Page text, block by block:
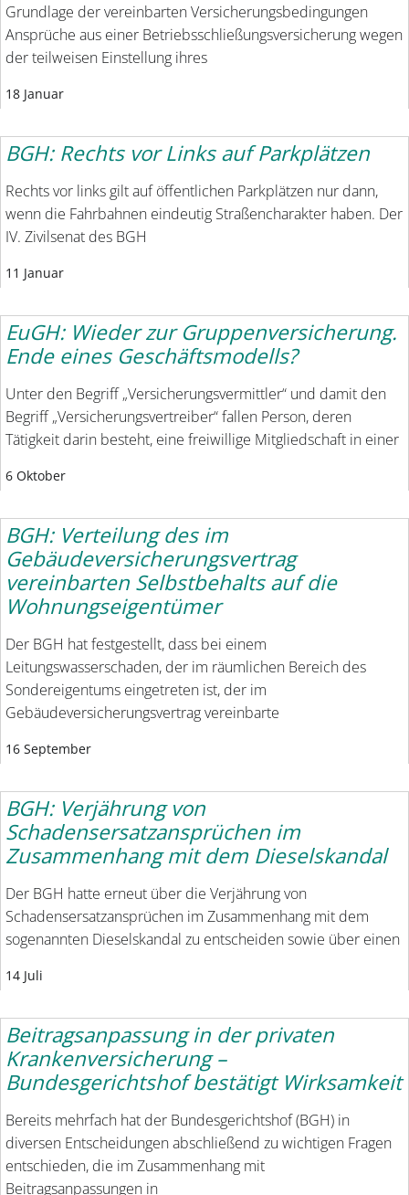
Grundlage der vereinbarten Versicherungsbedingungen
Ansprüche aus einer Betriebsschließungsversicherung wegen
der teilweisen Einstellung ihres
18 Januar
BGH: Rechts vor Links auf Parkplätzen
Rechts vor links gilt auf öffent­lichen Parkplätzen nur dann,
wenn die Fahrbahnen eindeutig Straßencharakter haben. Der
IV. Zivilsenat des BGH
11 Januar
EuGH: Wieder zur Gruppenversicherung.
Ende eines Geschäftsmodells?
Unter den Begriff „Versicherungsvermittler“ und damit den
Begriff „Versicherungsvertreiber“ fallen Person, deren
Tätigkeit darin besteht, eine freiwillige Mitgliedschaft in einer
6 Oktober
BGH: Verteilung des im
Gebäudeversicherungsvertrag
vereinbarten Selbstbehalts auf die
Wohnungseigentümer
Der BGH hat festgestellt, dass bei einem
Leitungswasserschaden, der im räumlichen Bereich des
Sondereigentums eingetreten ist, der im
Gebäudeversicherungsvertrag vereinbarte
16 September
BGH: Verjährung von
Schadensersatzansprüchen im
Zusammenhang mit dem Dieselskandal
Der BGH hatte erneut über die Verjährung von
Schadensersatzansprüchen im Zusammenhang mit dem
sogenannten Dieselskandal zu entscheiden sowie über einen
14 Juli
Beitragsanpassung in der privaten
Krankenversicherung –
Bundesgerichtshof bestätigt Wirksamkeit
Bereits mehrfach hat der Bundesgerichtshof (BGH) in
diversen Entscheidungen abschließend zu wichtigen Fragen
entschieden, die im Zusammenhang mit
Beitragsanpassungen in